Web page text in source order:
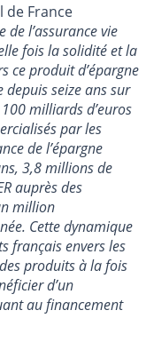
de France
de l’assurance vie
fois la solidité et la
ce produit d’épargne
seize ans sur
milliards d’euros
par les
de l’épargne
3,8 millions de
auprès des
million
Cette dynamique
français envers les
produits à la fois
d’un
au financement